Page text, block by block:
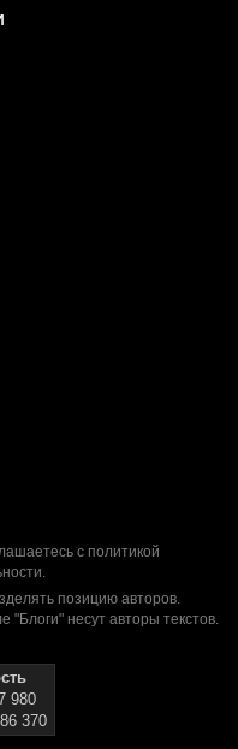
с политикой
.
позицию авторов.
"Блоги" несут авторы текстов.
980
370